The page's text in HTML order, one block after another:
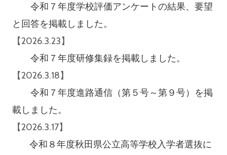
令和７年度学校評価アンケートの結果、要望
と回答を掲載しました。
【2026.3.23】
令和７年度研修集録を掲載しました。
【2026.3.18】
令和７年度進路通信（第５号～第９号）を掲
載しました。
【2026.3.17】
令和８年度秋田県公立高等学校入学者選抜に